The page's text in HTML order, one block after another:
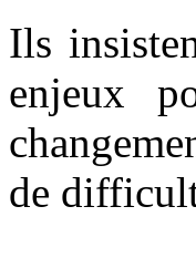
Ils
enjeux
de